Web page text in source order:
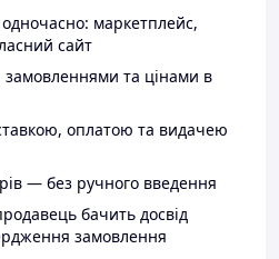
маркетплейс,
сайт
та цінами в
оплатою та видачею
— без ручного введення
бачить досвід
замовлення